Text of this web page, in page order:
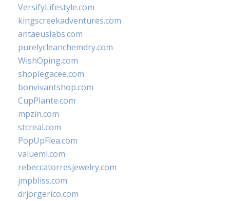
VersifyLifestyle.com
kingscreekadventures.com
antaeuslabs.com
purelycleanchemdry.com
WishOping.com
shoplegacee.com
bonvivantshop.com
CupPlante.com
mpzin.com
stcreal.com
PopUpFlea.com
valueml.com
rebeccatorresjewelry.com
jmpbliss.com
drjorgerico.com